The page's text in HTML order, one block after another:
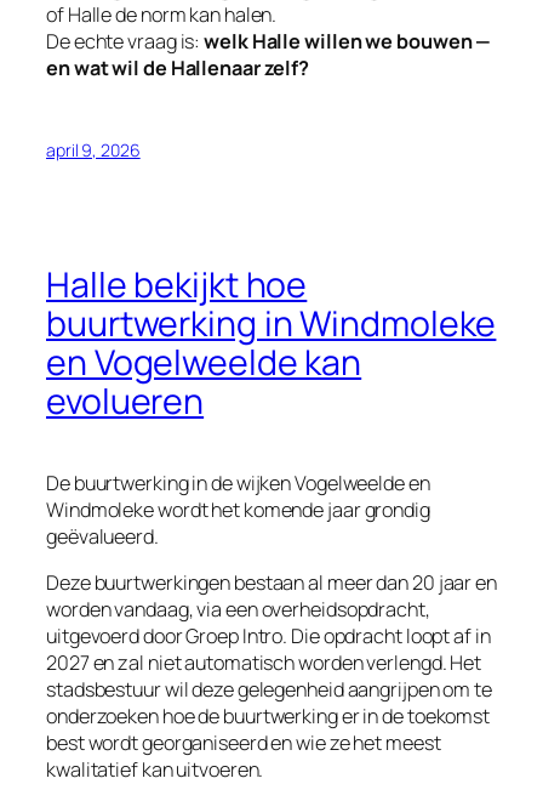
of Halle de norm kan halen.
De echte vraag is:welk Halle willen we bouwen —
en wat wil de Hallenaar zelf?
april 9, 2026
Halle bekijkt hoe
buurtwerking in Windmoleke
en Vogelweelde kan
evolueren
De buurtwerking in de wijken Vogelweelde en
Windmoleke wordt het komende jaar grondig
geëvalueerd.
Deze buurtwerkingen bestaan al meer dan 20 jaar en
worden vandaag, via een overheidsopdracht,
uitgevoerd door Groep Intro. Die opdracht loopt af in
2027 en zal niet automatisch worden verlengd. Het
stadsbestuur wil deze gelegenheid aangrijpen om te
onderzoeken hoe de buurtwerking er in de toekomst
best wordt georganiseerd en wie ze het meest
kwalitatief kan uitvoeren.